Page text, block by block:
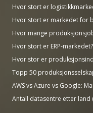
Hvor stort er
Hvor stort er markedet for
Hvor mange
Hvor stort er ERP-markedet?
Hvor stor er
Topp 50
AWS vs Azure vs Google:
Antall datasentre etter land